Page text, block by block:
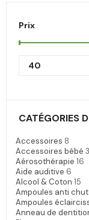
Prix
CATÉGORIES
Accessoires 8
Accessoires bébé
Aérosothérapie 16
Aide auditive 6
Alcool & Coton 15
Ampoules anti
Ampoules
Anneau de